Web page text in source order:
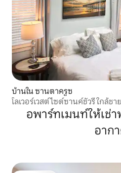
บ้านใน ซานตาครูซ
โลเวอร์เวสต์ไซด์ซานค์ชัวรี ใกล้ชา
อพาร์ทเมนท์ให้เช่
อาก